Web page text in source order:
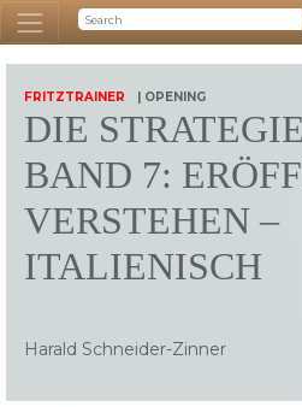
FRITZTRAINER | OPENING
DIE
BAND 7:
VERSTEHEN –
ITALIENISCH
Harald Schneider-Zinner